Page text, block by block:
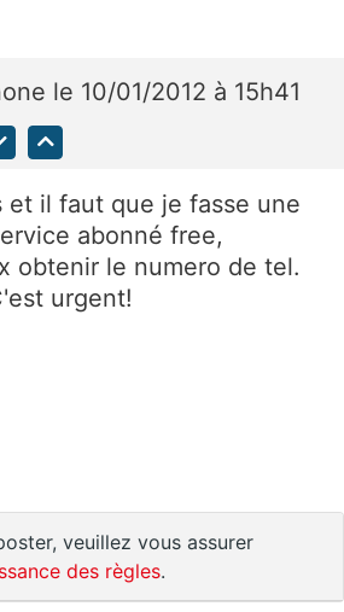
le 10/01/2012 à 15h41
et il faut que je fasse une
abonné free,
obtenir le numero de tel.
urgent!
veuillez vous assurer
des règles.